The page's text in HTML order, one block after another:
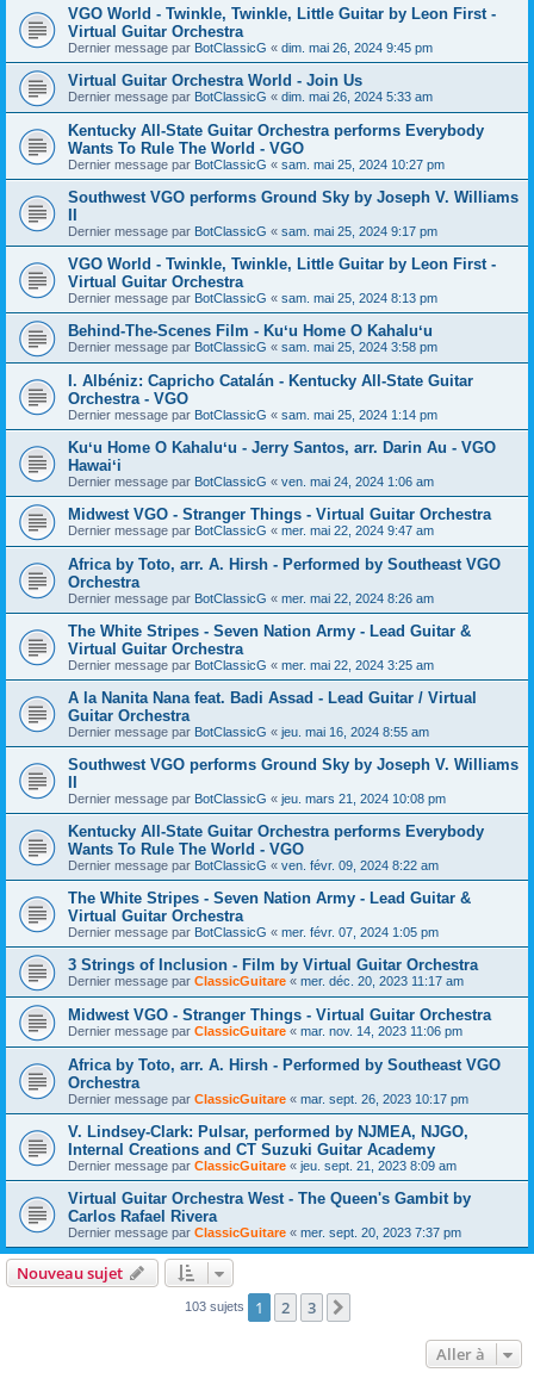
VGO World - Twinkle, Twinkle, Little Guitar by Leon First -
Virtual Guitar Orchestra
Dernier message par BotClassicG « dim. mai 26, 2024 9:45 pm
Virtual Guitar Orchestra World - Join Us
Dernier message par BotClassicG « dim. mai 26, 2024 5:33 am
Kentucky All-State Guitar Orchestra performs Everybody
Wants To Rule The World - VGO
Dernier message par BotClassicG « sam. mai 25, 2024 10:27 pm
Southwest VGO performs Ground Sky by Joseph V. Williams
Dernier message par BotClassicG « sam. mai 25, 2024 9:17 pm
VGO World - Twinkle, Twinkle, Little Guitar by Leon First -
Virtual Guitar Orchestra
Dernier message par BotClassicG « sam. mai 25, 2024 8:13 pm
Behind-The-Scenes Film - Kuʻu Home O Kahaluʻu
Dernier message par BotClassicG « sam. mai 25, 2024 3:58 pm
I. Albéniz: Capricho Catalán - Kentucky All-State Guitar
Orchestra - VGO
Dernier message par BotClassicG « sam. mai 25, 2024 1:14 pm
Kuʻu Home O Kahaluʻu - Jerry Santos, arr. Darin Au - VGO
Hawaiʻi
Dernier message par BotClassicG « ven. mai 24, 2024 1:06 am
Midwest VGO - Stranger Things - Virtual Guitar Orchestra
Dernier message par BotClassicG « mer. mai 22, 2024 9:47 am
Africa by Toto, arr. A. Hirsh - Performed by Southeast VGO
Orchestra
Dernier message par BotClassicG « mer. mai 22, 2024 8:26 am
The White Stripes - Seven Nation Army - Lead Guitar &
Virtual Guitar Orchestra
Dernier message par BotClassicG « mer. mai 22, 2024 3:25 am
A la Nanita Nana feat. Badi Assad - Lead Guitar / Virtual
Guitar Orchestra
Dernier message par BotClassicG « jeu. mai 16, 2024 8:55 am
Southwest VGO performs Ground Sky by Joseph V. Williams
Dernier message par BotClassicG « jeu. mars 21, 2024 10:08 pm
Kentucky All-State Guitar Orchestra performs Everybody
Wants To Rule The World - VGO
Dernier message par BotClassicG « ven. févr. 09, 2024 8:22 am
The White Stripes - Seven Nation Army - Lead Guitar &
Virtual Guitar Orchestra
Dernier message par BotClassicG « mer. févr. 07, 2024 1:05 pm
3 Strings of Inclusion - Film by Virtual Guitar Orchestra
Dernier message par ClassicGuitare « mer. déc. 20, 2023 11:17 am
Midwest VGO - Stranger Things - Virtual Guitar Orchestra
Dernier message par ClassicGuitare « mar. nov. 14, 2023 11:06 pm
Africa by Toto, arr. A. Hirsh - Performed by Southeast VGO
Orchestra
Dernier message par ClassicGuitare « mar. sept. 26, 2023 10:17 pm
V. Lindsey-Clark: Pulsar, performed by NJMEA, NJGO,
Internal Creations and CT Suzuki Guitar Academy
Dernier message par ClassicGuitare « jeu. sept. 21, 2023 8:09 am
Virtual Guitar Orchestra West - The Queen's Gambit by
Carlos Rafael Rivera
Dernier message par ClassicGuitare « mer. sept. 20, 2023 7:37 pm
Nouveau sujet
103 sujets 1 2 3
Aller à